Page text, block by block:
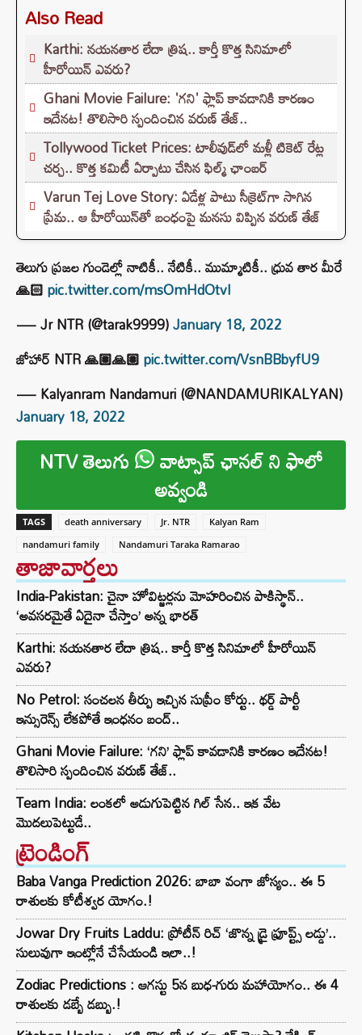
Also Read
Karthi: నయనతార లేదా త్రిష.. కార్తీ కొత్త సినిమాలో
హీరోయిన్ ఎవరు?
Ghani Movie Failure: 'గని' ఫ్లాప్‌ కావడానికి కారణం
ఇదేనట! తొలిసారి స్పందించిన వరుణ్ తేజ్..
Tollywood Ticket Prices: టాలీవుడ్‌లో మళ్లీ టికెట్‌ రేట్ల
చర్చ.. కొత్త కమిటీ ఏర్పాటు చేసిన ఫిల్మ్‌ ఛాంబర్‌
Varun Tej Love Story: ఏడేళ్ల పాటు సీక్రెట్‌గా సాగిన
ప్రేమ.. ఆ హీరోయిన్‌తో బంధంపై మనసు విప్పిన వరుణ్ తేజ్
తెలుగు ప్రజల గుండెల్లో నాటికీ.. నేటికీ.. ముమ్మాటికీ.. ధ్రువ తార మీరే
🙏🏻pic.twitter.com/msOmHdOtvl
— Jr NTR (@tarak9999)January 18, 2022
జోహార్ NTR 🙏🏽🙏🏽pic.twitter.com/VsnBBbyfU9
— Kalyanram Nandamuri (@NANDAMURIKALYAN)
January 18, 2022
NTV తెలుగు వాట్సాప్ ఛానల్ ని ఫాలో
అవ్వండి
TAGS death anniversary Jr. NTR
Kalyan Ram
nandamuri family
Nandamuri Taraka Ramarao
తాజావార్తలు
India-Pakistan: చైనా హోవిట్జర్లను మోహరించిన పాకిస్థాన్..
‘అవసరమైతే ఏదైనా చేస్తాం’ అన్న భారత్
Karthi: నయనతార లేదా త్రిష.. కార్తీ కొత్త సినిమాలో హీరోయిన్
ఎవరు?
No Petrol: సంచలన తీర్పు ఇచ్చిన సుప్రీం కోర్టు.. థర్డ్ పార్టీ
ఇన్సురెన్స్ లేకపోతే ఇంధనం బంద్..
Ghani Movie Failure: ‘గని’ ఫ్లాప్‌ కావడానికి కారణం ఇదేనట!
తొలిసారి స్పందించిన వరుణ్ తేజ్..
Team India: లంకలో అడుగుపెట్టిన గిల్ సేన.. ఇక వేట
మొదలుపెట్టుడే..
ట్రెండింగ్‌
Baba Vanga Prediction 2026: బాబా వంగా జోస్యం.. ఈ 5
రాశులకు కోటీశ్వర యోగం.!
Jowar Dry Fruits Laddu: ప్రోటీన్ రిచ్ ‘జొన్న డ్రై ఫ్రూప్ట్స్ లడ్డు’..
సులువుగా ఇంట్లోనే చేసేయండి ఇలా..!
Zodiac Predictions : ఆగస్టు 5న బుధ-గురు మహాయోగం.. ఈ 4
రాశులకు డబ్బే డబ్బు.!